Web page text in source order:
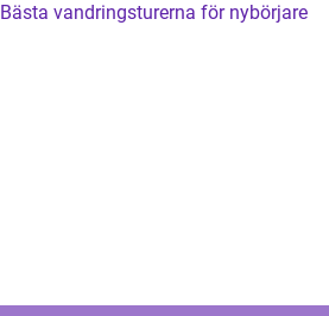
Bästa vandringsturerna för nybörjare